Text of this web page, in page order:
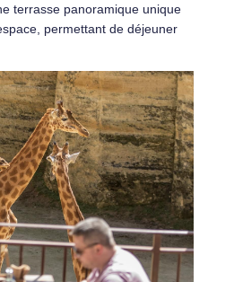
terrasse panoramique unique
permettant de déjeuner